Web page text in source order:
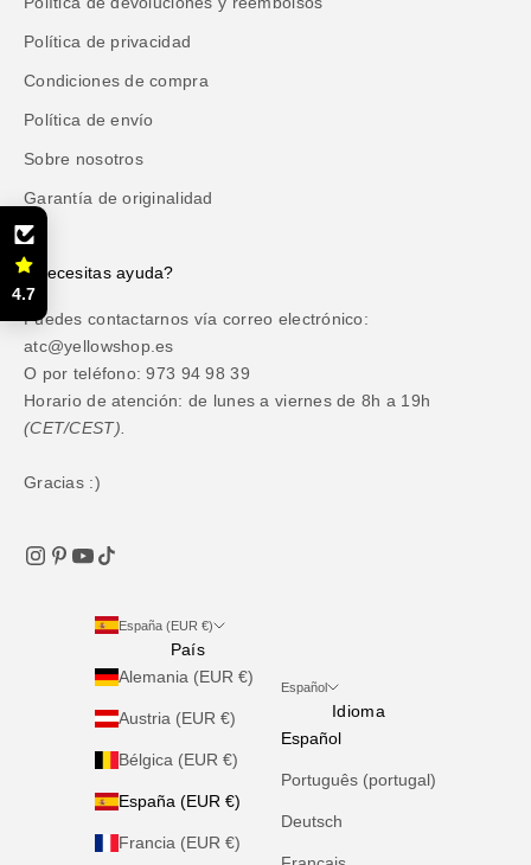
Política de privacidad
Condiciones de compra
Política de envío
Sobre nosotros
Garantía de originalidad
¿Necesitas ayuda?
Puedes contactarnos vía correo electrónico:
atc@yellowshop.es
O por teléfono: 973 94 98 39
Horario de atención: de lunes a viernes de 8h a 19h
(CET/CEST).
Gracias :)
España (EUR €)
País
Alemania (EUR €)
Austria (EUR €)
Bélgica (EUR €)
España (EUR €)
Francia (EUR €)
Español
Idioma
Español
Português (portugal)
Deutsch
4.7